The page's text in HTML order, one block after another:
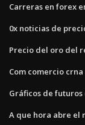
Carreras en forex
0x noticias de
Precio del oro del
Com comercio
Gráficos de futuros
A que hora abre el